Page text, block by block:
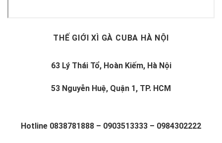
THẾ GIỚI XÌ GÀ CUBA HÀ NỘI
63 Lý Thái Tổ, Hoàn Kiếm, Hà Nội
53 Nguyễn Huệ, Quận 1, TP. HCM
Hotline 0838781888 – 0903513333 – 0984302222